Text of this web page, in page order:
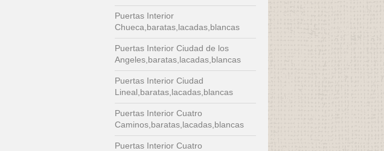
Puertas Interior
Chueca,baratas,lacadas,blancas
Puertas Interior Ciudad de los
Angeles,baratas,lacadas,blancas
Puertas Interior Ciudad
Lineal,baratas,lacadas,blancas
Puertas Interior Cuatro
Caminos,baratas,lacadas,blancas
Puertas Interior Cuatro